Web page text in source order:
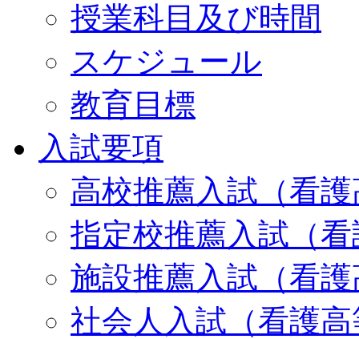
授業科目及び時間
スケジュール
教育目標
入試要項
高校推薦入試（看
指定校推薦入試（
施設推薦入試（看
社会人入試（看護